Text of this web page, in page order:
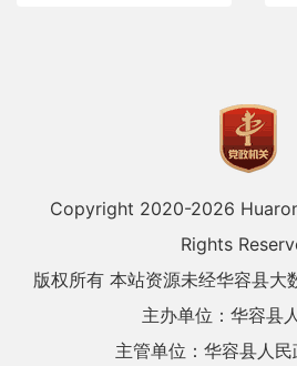
Copyright 2020-2026
Rights
版权所有 本站资源未经华容县大
主办单位：华容县
主管单位：华容县人